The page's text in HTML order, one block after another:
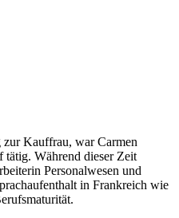
zur Kauffrau, war Carmen
tätig. Während dieser Zeit
Personalwesen und
in Frankreich wie